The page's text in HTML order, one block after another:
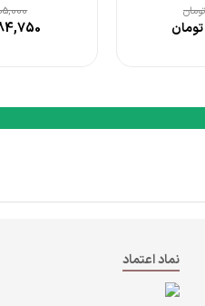
تومان
نماد اعتماد